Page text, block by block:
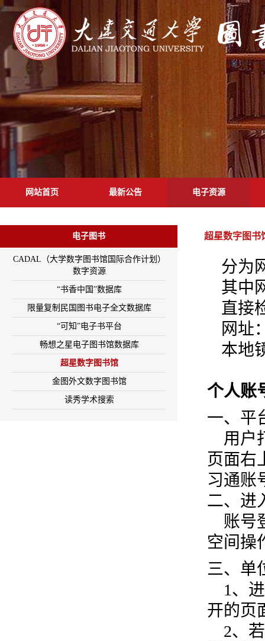
网站首页 最新公告 电子资源
电子图书
CADAL（大学数字图书馆国际合作计划）
数字资源
“书香中国”数据库
限量复制民国图书电子全文数据库
“可知”电子书平台
畅想之星电子图书馆数据库
超星数字图书馆
金图外文数字图书馆
读秀学术搜索
超星数字图书
分为
其中
直接
网址
本地
个人账
一、平
用户
页面右
习通账
二、进
账号
空间操
三、单
1、进
开的页
2、若